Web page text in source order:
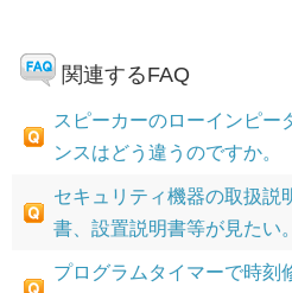
関連するFAQ
スピーカーのローインピー
ンスはどう違うのですか。
セキュリティ機器の取扱説
書、設置説明書等が見たい。
プログラムタイマーで時刻